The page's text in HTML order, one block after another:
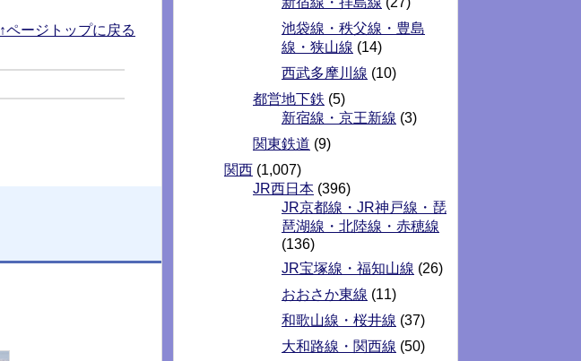
↑ページトップに戻る
池袋線・秩父線・豊島
線・狭山線 (14)
西武多摩川線 (10)
都営地下鉄 (5)
新宿線・京王新線 (3)
関東鉄道 (9)
関西 (1,007)
JR西日本 (396)
JR京都線・JR神戸線・琵
琶湖線・北陸線・赤穂線
(136)
JR宝塚線・福知山線 (26)
おおさか東線 (11)
和歌山線・桜井線 (37)
大和路線・関西線 (50)